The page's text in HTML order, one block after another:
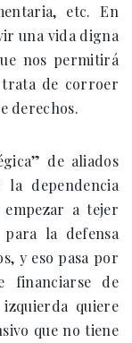
etc. En
una vida digna
nos permitirá
de corroer
derechos.
de aliados
dependencia
empezar a tejer
la defensa
y eso pasa por
financiarse de
quiere
que no tiene